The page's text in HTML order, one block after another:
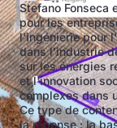
Stefano
pour les
l'ingénierie pour
dans l'industrie
sur les énergies
et l'innovation
complexes dans
Ce type de
la réponse : la